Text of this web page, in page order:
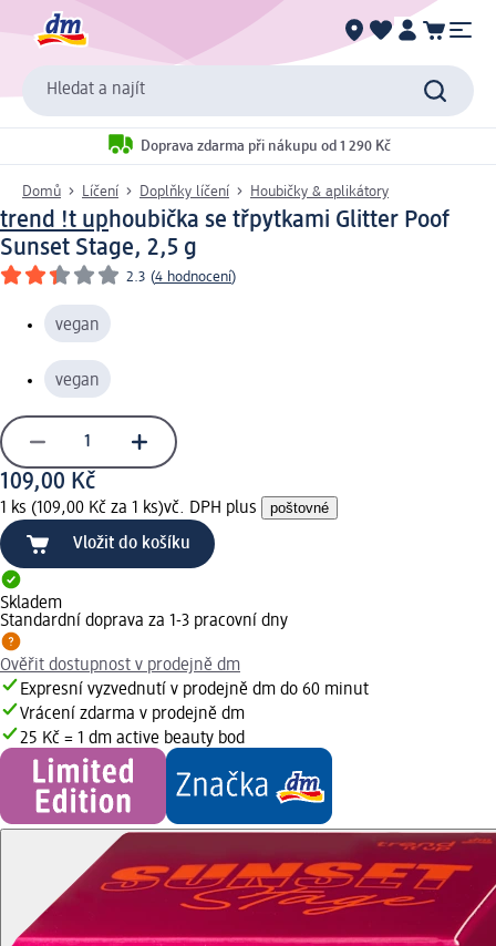
Hledat a najít
Doprava zdarma při nákupu od 1 290 Kč
Domů Líčení Doplňky líčení Houbičky & aplikátory
trend !t uphoubička se třpytkami Glitter Poof
Sunset Stage, 2,5 g
2.3 (4 hodnocení)
vegan
vegan
109,00 Kč
1 ks (109,00 Kč za 1 ks)vč. DPH plus poštovné
Vložit do košíku
Skladem
Standardní doprava za 1-3 pracovní dny
Ověřit dostupnost v prodejně dm
Expresní vyzvednutí v prodejně dm do 60 minut
Vrácení zdarma v prodejně dm
25 Kč = 1 dm active beauty bod